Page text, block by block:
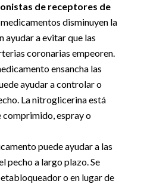
de receptores de
disminuyen la
ayudar a evitar que las
coronarias empeoren.
ensancha las
ayudar a controlar o
La nitroglicerina está
espray o
puede ayudar a las
pecho a largo plazo. Se
o en lugar de